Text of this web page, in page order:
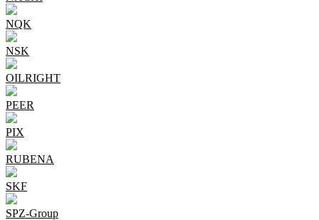
NQK
NSK
OILRIGHT
PEER
PIX
RUBENA
SKF
SPZ-Group